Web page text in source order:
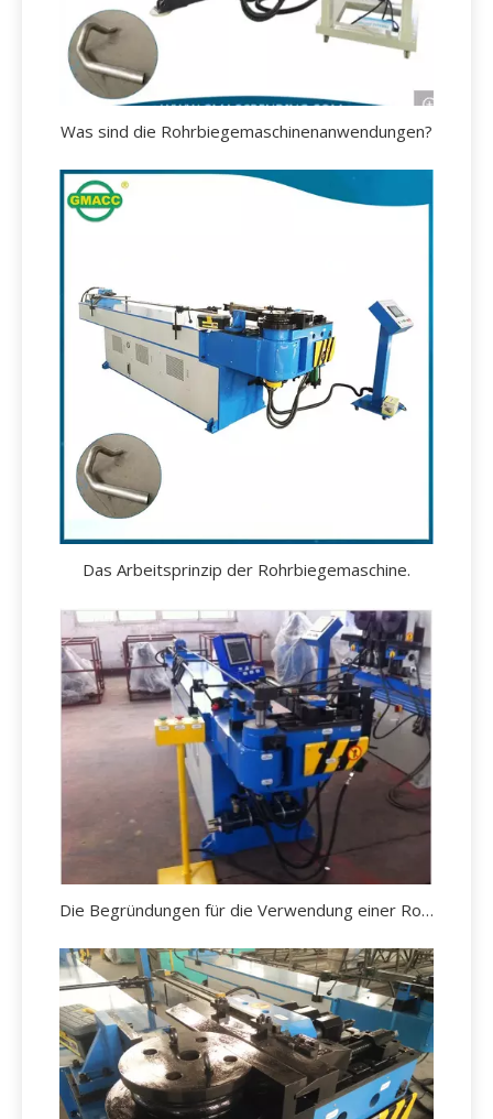
Was sind die Rohrbiegemaschinenanwendungen?
Das Arbeitsprinzip der Rohrbiegemaschine.
Die Begründungen für die Verwendung einer Rohrbiegemaschine.